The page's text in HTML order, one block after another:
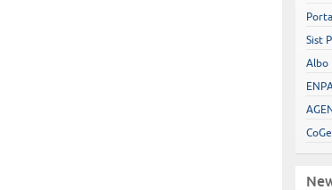
Sist
Albo